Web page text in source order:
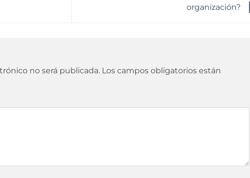
organización?
no será publicada. Los campos obligatorios están